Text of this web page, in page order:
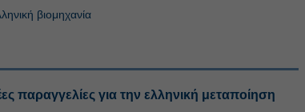
βιομηχανία
παραγγελίες για την ελληνική μεταποίηση